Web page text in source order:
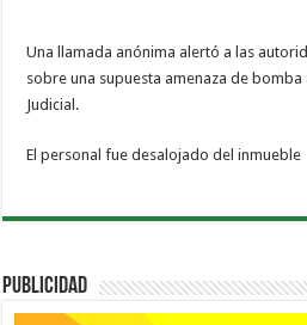
Una llamada anónima alertó a las
sobre una supuesta amenaza de
Judicial.
El personal fue desalojado del inmueble
PUBLICIDAD